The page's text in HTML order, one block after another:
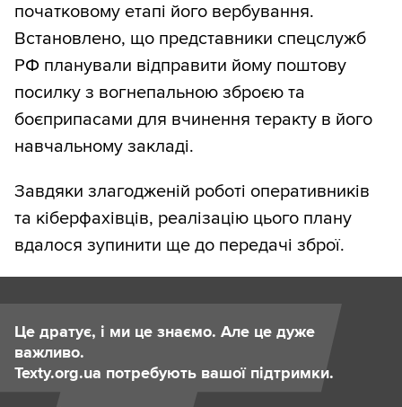
початковому етапі його вербування.
Встановлено, що представники спецслужб
РФ планували відправити йому поштову
посилку з вогнепальною зброєю та
боєприпасами для вчинення теракту в його
навчальному закладі.
Завдяки злагодженій роботі оперативників
та кіберфахівців, реалізацію цього плану
вдалося зупинити ще до передачі зброї.
Це дратує, і ми це знаємо. Але це дуже
важливо.
Texty.org.ua потребують вашої підтримки.